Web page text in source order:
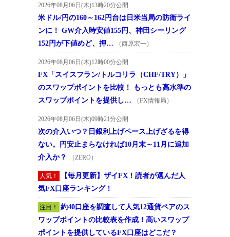
2026年08月06日(木)13時20分公開
米ドル/円の160～162円台は日米当局の防衛ライ
ンに！ GW介入時安値155円、神田シーリング
152円が下値めど、押…
（西原宏一）
2026年08月06日(木)12時00分公開
FX「スイスフラン/トルコリラ（CHF/TRY）」
のスワップポイントを比較！ もっとも高水準の
スワップポイントを提供し…
（FX情報局）
2026年08月06日(木)09時21分公開
次の介入いつ？日銀利上げペース上げざるを得
ない。円安止まらなければ10月末～11月に追加
介入か？
（ZERO）
人気！
【毎月更新】ザイFX！読者が選んだ人
気FX口座ランキング！
注目！
約40口座を調査して人気12通貨ペアのス
ワップポイントの比較表を作成！高いスワップ
ポイントを提供しているFX口座はどこだ？